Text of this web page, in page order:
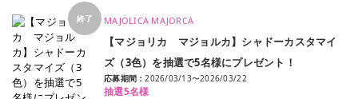
終了 MAJOLICA MAJORCA
【マジョリカ マジョルカ】シャドーカスタマイ
ズ（3色）を抽選で5名様にプレゼント！
応募期間：2026/03/13〜2026/03/22
抽選5名様